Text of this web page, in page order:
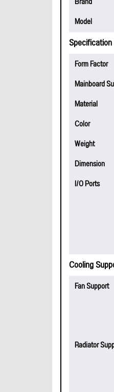
Model
Specification
Form Factor
Mainboard
Material
Color
Weight
Dimension
I/O Ports
Cooling
Fan Support
Radiator